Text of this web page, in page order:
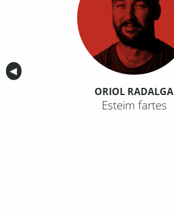
Anterior
◀︎
ORIOL RADALGA
Esteim fartes